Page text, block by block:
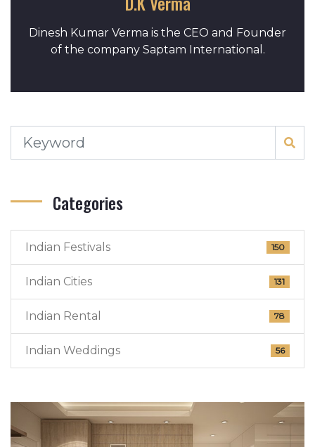
Dinesh Kumar Verma is the CEO and Founder
of the company Saptam International.
Categories
Indian Festivals 150
Indian Cities 131
Indian Rental 78
Indian Weddings 56